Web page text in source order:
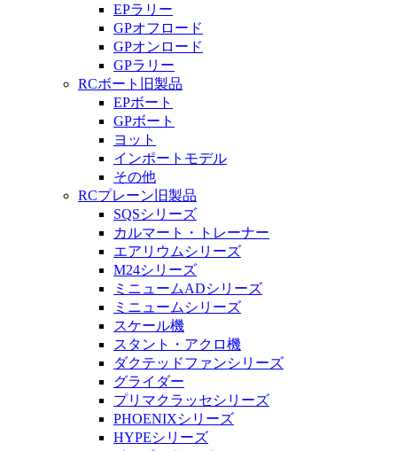
EPラリー
GPオフロード
GPオンロード
GPラリー
RCボート旧製品
EPボート
GPボート
ヨット
インポートモデル
その他
RCプレーン旧製品
SQSシリーズ
カルマート・トレーナー
エアリウムシリーズ
M24シリーズ
ミニュームADシリーズ
ミニュームシリーズ
スケール機
スタント・アクロ機
ダクテッドファンシリーズ
グライダー
プリマクラッセシリーズ
PHOENIXシリーズ
HYPEシリーズ